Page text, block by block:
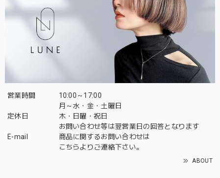
営業時間
10:00～17:00
月～水・金・土曜日
定休日
木・日曜・祝日
お問い合わせ等は翌営業日の回答となります
E-mail
商品に関するお問い合わせは
こちらよりご連絡下さい。
ABOUT